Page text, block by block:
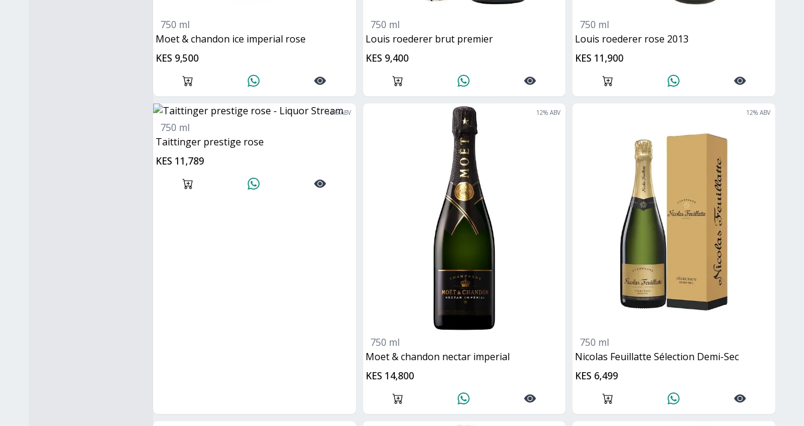
750 ml
moet & chandon ice imperial rose
KES 9,500
750 ml
Louis roederer brut premier
KES 9,400
750 ml
Louis roederer rose 2013
KES 11,900
12% ABV
750 ml
Taittinger prestige rose
KES 11,789
12% ABV
750 ml
moet & chandon nectar imperial
KES 14,800
12% ABV
750 ml
Nicolas Feuillatte Sélection Demi-Sec
KES 6,499